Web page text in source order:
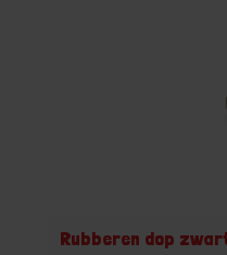
Rubberen dop